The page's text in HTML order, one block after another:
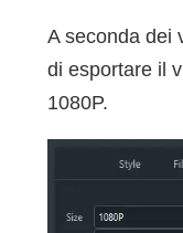
A seconda dei
di esportare il
1080P.